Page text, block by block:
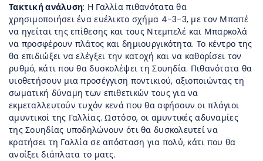
Τακτική ανάλυση: Η Γαλλία πιθανότατα θα
χρησιμοποιήσει ένα ευέλικτο σχήμα 4-3-3, με τον Μπαπέ
να ηγείται της επίθεσης και τους Ντεμπελέ και Μπαρκολά
να προσφέρουν πλάτος και δημιουργικότητα. Το κέντρο της
θα επιδιώξει να ελέγξει την κατοχή και να καθορίσει τον
ρυθμό, κάτι που θα δυσκολέψει τη Σουηδία. Πιθανότατα θα
υιοθετήσουν μια προσέγγιση ποντικιού, αξιοποιώντας τη
σωματική δύναμη των επιθετικών τους για να
εκμεταλλευτούν τυχόν κενά που θα αφήσουν οι πλάγιοι
αμυντικοί της Γαλλίας. Ωστόσο, οι αμυντικές αδυναμίες
της Σουηδίας υποδηλώνουν ότι θα δυσκολευτεί να
κρατήσει τη Γαλλία σε απόσταση για πολύ, κάτι που θα
ανοίξει διάπλατα το ματς.